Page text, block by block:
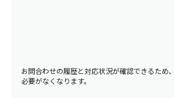
お問合わせの履歴と対応状況が確認できるため
必要がなくなります。